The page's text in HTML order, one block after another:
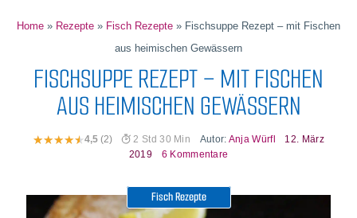
Home » Rezepte » Fisch Rezepte » Fischsuppe Rezept – mit Fischen
aus heimischen Gewässern
FISCHSUPPE REZEPT – MIT FISCHEN
AUS HEIMISCHEN GEWÄSSERN
4,5(2) 2 Std 30 Min Autor: Anja Würfl
12. März
2019
6 Kommentare
Fisch Rezepte